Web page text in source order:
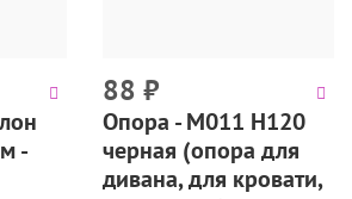
-
88 ₽
Опора - М011 Н120
черная (опора для
дивана, для кровати,